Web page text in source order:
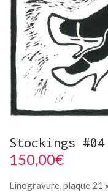
Stockings
150,00€
Linogravure, plaque 21